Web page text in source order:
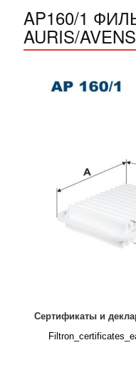
AP160/1
AURIS/
Сертификаты и